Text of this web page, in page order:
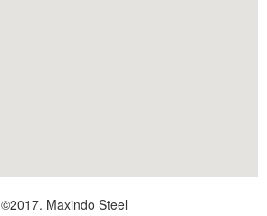
©2017. Maxindo Steel